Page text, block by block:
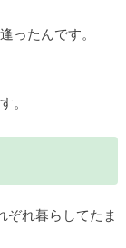
ったんです。
。
ぞれ暮らしてたま